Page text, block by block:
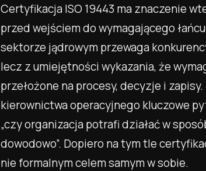
Certyfikacja ISO 19443 ma znaczenie
przed wejściem do wymagającego
sektorze jądrowym przewaga
lecz z umiejętności wykazania, że
przełożone na procesy, decyzje i
kierownictwa operacyjnego kluczowe
„czy organizacja potrafi działać w
dowodowo”. Dopiero na tym tle
nie formalnym celem samym w sobie.